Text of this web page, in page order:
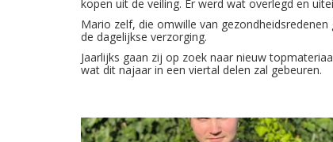
kopen uit de veiling. Er werd wat overlegd en
Mario zelf, die omwille van
de dagelijkse verzorging.
Jaarlijks gaan zij op zoek naar nieuw
wat dit najaar in een viertal delen zal gebeuren.